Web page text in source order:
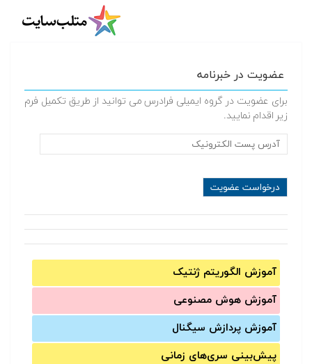
عضویت در خبرنامه
برای عضویت در گروه ایمیلی فرادرس می توانید از طریق تکمیل فرم
زیر اقدام نمایید.
آموزش الگوریتم ژنتیک
آموزش‌ هوش مصنوعی
آموزش‌ پردازش سیگنال
پیش‌‌بینی سری‌‌های زمانی